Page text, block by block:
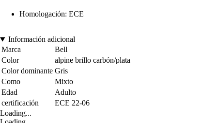
Homologación: ECE
Información adicional
Marca
Bell
Color
alpine brillo carbón/plata
Color dominante Gris
Como
Mixto
Edad
Adulto
certificación
ECE 22-06
Loading...